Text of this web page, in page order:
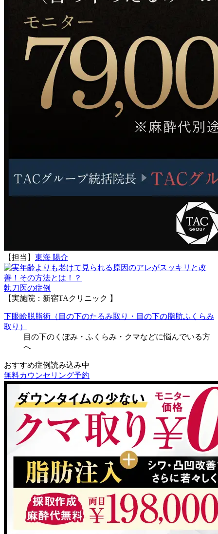
【担当】 東海 陽介
執刀医の症例
【実施院：新宿TAクリニック 】
下眼瞼脱脂術（目の下のたるみ取り・目の下の脂肪ふくらみ
取り）
目の下のくぼみ・ふくらみ・クマなどに悩んでいる方
へ
おすすめ症例読み込み中
無料カウンセリング予約